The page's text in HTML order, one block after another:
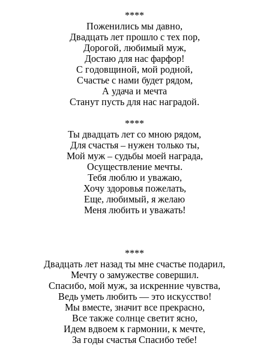
****
Поженились мы давно,
Двадцать лет прошло с тех пор,
Дорогой, любимый муж,
Достаю для нас фарфор!
С годовщиной, мой родной,
Счастье с нами будет рядом,
А удача и мечта
Станут пусть для нас наградой.
****
Ты двадцать лет со мною рядом,
Для счастья – нужен только ты,
Мой муж – судьбы моей награда,
Осуществление мечты.
Тебя люблю и уважаю,
Хочу здоровья пожелать,
Еще, любимый, я желаю
Меня любить и уважать!
****
Двадцать лет назад ты мне счастье подарил,
Мечту о замужестве совершил.
Спасибо, мой муж, за искренние чувства,
Ведь уметь любить — это искусство!
Мы вместе, значит все прекрасно,
Все также солнце светит ясно,
Идем вдвоем к гармонии, к мечте,
За годы счастья Спасибо тебе!